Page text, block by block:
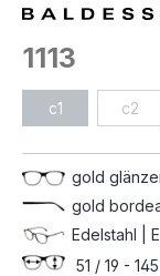
1113
c1 c2
gold
gold
Edelstahl |
51 / 19 - 145